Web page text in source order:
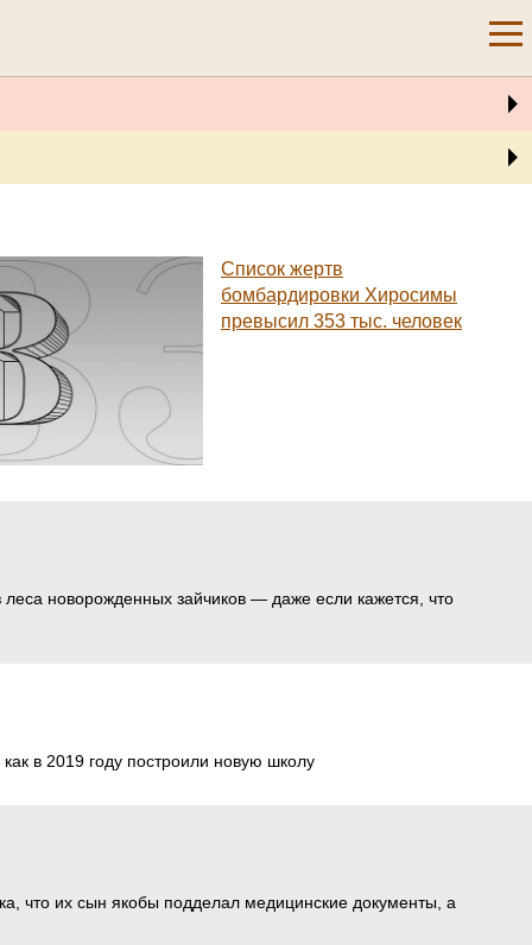
Список жертв
бомбардировки Хиросимы
превысил 353 тыс. человек
новорожденных зайчиков — даже если кажется, что
в 2019 году построили новую школу
что их сын якобы подделал медицинские документы, а